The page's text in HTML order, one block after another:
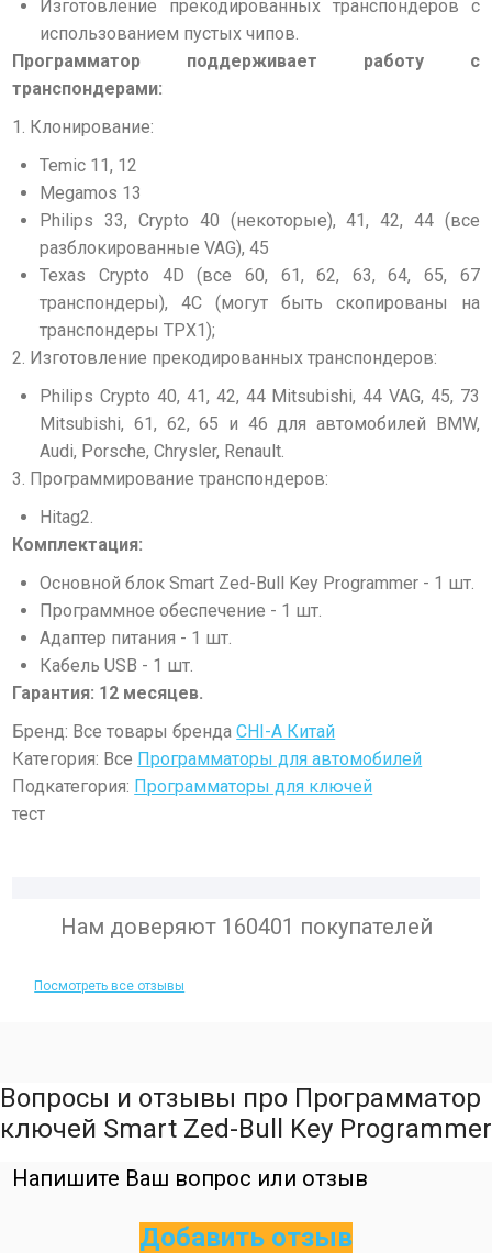
Изготовление прекодированных транспондеров с
использованием пустых чипов.
Программатор поддерживает работу с
транспондерами:
1. Клонирование:
Temic 11, 12
Megamos 13
Philips 33, Crypto 40 (некоторые), 41, 42, 44 (все
разблокированные VAG), 45
Texas Crypto 4D (все 60, 61, 62, 63, 64, 65, 67
транспондеры), 4C (могут быть скопированы на
транспондеры TPX1);
2. Изготовление прекодированных транспондеров:
Philips Crypto 40, 41, 42, 44 Mitsubishi, 44 VAG, 45, 73
Mitsubishi, 61, 62, 65 и 46 для автомобилей BMW,
Audi, Porsche, Chrysler, Renault.
3. Программирование транспондеров:
Hitag2.
Комплектация:
Основной блок Smart Zed-Bull Key Programmer - 1 шт.
Программное обеспечение - 1 шт.
Адаптер питания - 1 шт.
Кабель USB - 1 шт.
Гарантия: 12 месяцев.
Бренд: Все товары брендаCHI-A Китай
Категория: Все Программаторы для автомобилей
Подкатегория: Программаторы для ключей
тест
Нам доверяют 160401 покупателей
Посмотреть все отзывы
Вопросы и отзывы про Программатор
ключей Smart Zed-Bull Key Programmer
Напишите Ваш вопрос или отзыв
Добавить отзыв